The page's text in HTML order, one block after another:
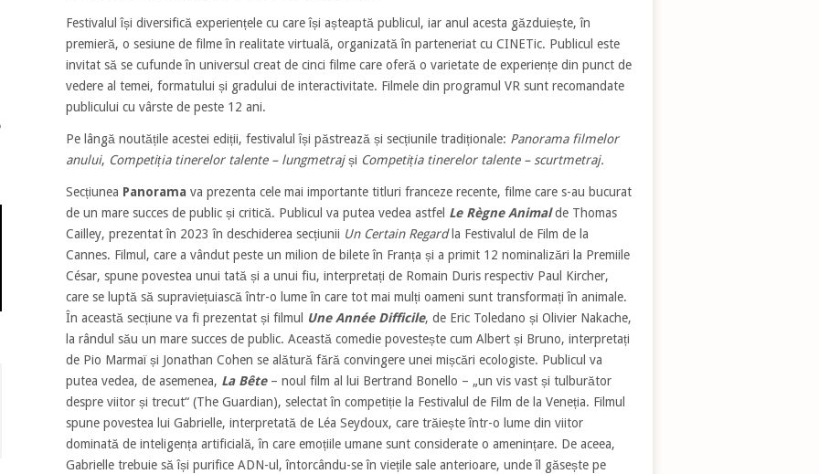
Festivalul își diversifică experiențele cu care își așteaptă publicul, iar anul acesta găzduiește, în
premieră, o sesiune de filme în realitate virtuală, organizată în parteneriat cu CINETic. Publicul este
invitat să se cufunde în universul creat de cinci filme care oferă o varietate de experiențe din punct de
vedere al temei, formatului și gradului de interactivitate. Filmele din programul VR sunt recomandate
publicului cu vârste de peste 12 ani.
Pe lângă noutățile acestei ediții, festivalul își păstrează și secțiunile tradiționale: Panorama filmelor
anului, Competiția tinerelor talente – lungmetrajși Competiția tinerelor talente – scurtmetraj.
Secțiunea Panorama va prezenta cele mai importante titluri franceze recente, filme care s-au bucurat
de un mare succes de public și critică. Publicul va putea vedea astfel Le Règne Animalde Thomas
Cailley, prezentat în 2023 în deschiderea secțiunii Un Certain Regardla Festivalul de Film de la
Cannes. Filmul, care a vândut peste un milion de bilete în Franța și a primit 12 nominalizări la Premiile
César, spune povestea unui tată și a unui fiu, interpretați de Romain Duris respectiv Paul Kircher,
care se luptă să supraviețuiască într-o lume în care tot mai mulți oameni sunt transformați în animale.
În această secțiune va fi prezentat și filmul
Une Année Difficile, de Eric Toledano și Olivier Nakache,
la rândul său un mare succes de public. Această comedie povestește cum Albert și Bruno, interpretați
de Pio Marmaï și Jonathan Cohen se alătură fără convingere unei mișcări ecologiste. Publicul va
putea vedea, de asemenea, La Bête– noul film al lui Bertrand Bonello – „un vis vast și tulburător
despre viitor și trecut“ (The Guardian), selectat în competiție la Festivalul de Film de la Veneția. Filmul
spune povestea lui Gabrielle, interpretată de Léa Seydoux, care trăiește într-o lume din viitor
dominată de inteligența artificială, în care emoțiile umane sunt considerate o amenințare. De aceea,
Gabrielle trebuie să își purifice ADN-ul, întorcându-se în viețile sale anterioare, unde îl găsește pe